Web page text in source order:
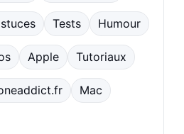
Tests Humour
Apple Tutoriaux
Mac